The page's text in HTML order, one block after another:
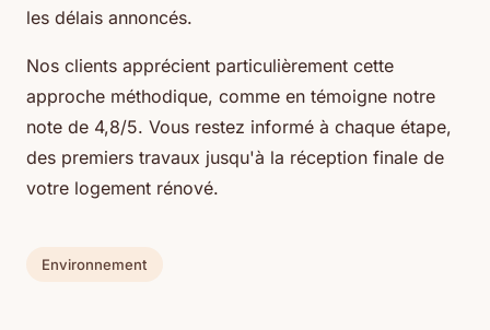
les délais annoncés.
Nos clients apprécient particulièrement cette
approche méthodique, comme en témoigne notre
note de 4,8/5. Vous restez informé à chaque étape,
des premiers travaux jusqu'à la réception finale de
votre logement rénové.
Environnement